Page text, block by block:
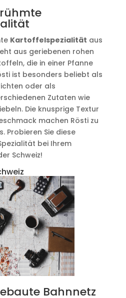
Kartoffelspezialität aus
aus geriebenen rohen
die in einer Pfanne
ist besonders beliebt als
oder als
Zutaten wie
Die knusprige Textur
machen Rösti zu
Probieren Sie diese
bei Ihrem
Schweiz!
Bahnnetz